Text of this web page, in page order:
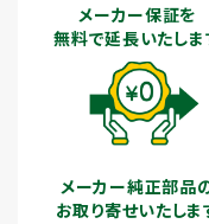
メーカー保証を
無料で延長いたしま
メーカー純正部品
お取り寄せいたしま